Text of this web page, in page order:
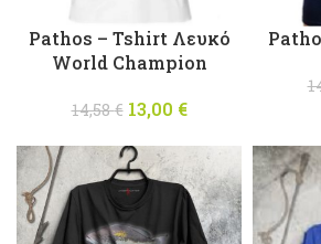
Pathos – Tshirt Λευκό
World Champion
14,58€
Original
14,58 €.
13,00 €
τιμή
είναι:
13,00 €.